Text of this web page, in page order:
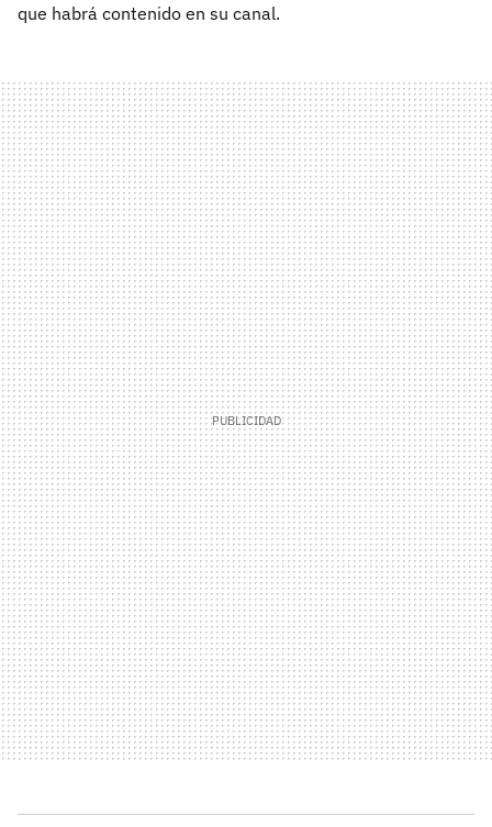
que habrá contenido en su canal.